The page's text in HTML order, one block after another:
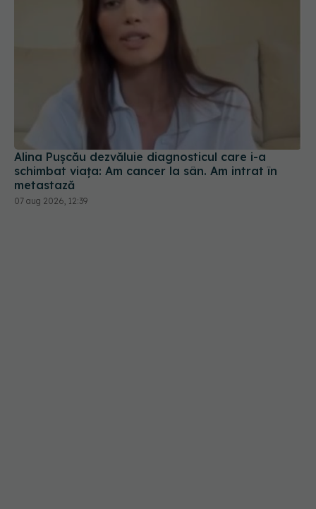
Alina Pușcău dezvăluie diagnosticul care i-a
schimbat viața: Am cancer la sân. Am intrat în
metastază
07 aug 2026, 12:39